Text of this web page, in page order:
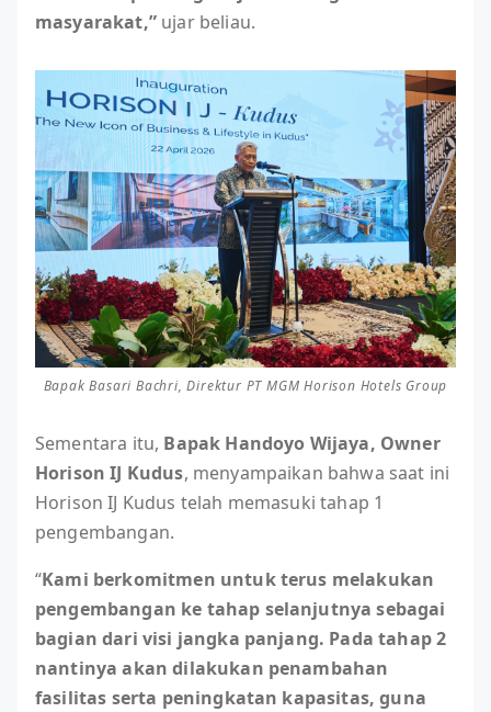
masyarakat,”ujar beliau.
Bapak Basari Bachri, Direktur PT MGM Horison Hotels Group
Sementara itu, Bapak Handoyo Wijaya, Owner
Horison IJ Kudus, menyampaikan bahwa saat ini
Horison IJ Kudus telah memasuki tahap 1
pengembangan.
“Kami berkomitmen untuk terus melakukan
pengembangan ke tahap selanjutnya sebagai
bagian dari visi jangka panjang. Pada tahap 2
nantinya akan dilakukan penambahan
fasilitas serta peningkatan kapasitas, guna